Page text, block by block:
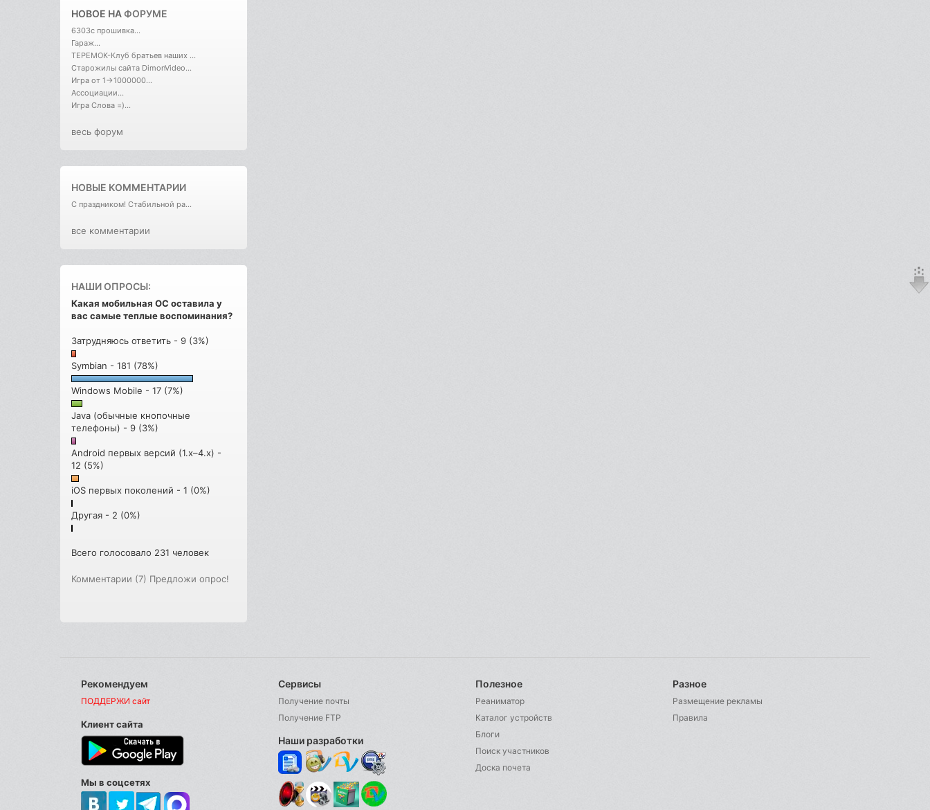
НОВОЕ НАФОРУМЕ
6303с прошивка...
Гараж...
ТЕРЕМОК-Клуб братьев наших ...
Старожилы сайта DimonVideo...
Игра от 1->1000000...
Ассоциации...
Игра Слова =)...
весь форум
НОВЫЕ КОММЕНТАРИИ
С праздником! Стабильной ра...
все комментарии
НАШИ ОПРОСЫ:
Какая мобильная ОС оставила у
вас самые теплые воспоминания?
Затрудняюсь ответить - 9 (3%)
Symbian - 181 (78%)
Windows Mobile - 17 (7%)
Java (обычные кнопочные
телефоны) - 9 (3%)
Android первых версий (1.x–4.x) -
12 (5%)
iOS первых поколений - 1 (0%)
Другая - 2 (0%)
Всего голосовало 231 человек
Комментарии (7) Предложи опрос!
Рекомендуем
ПОДДЕРЖИ сайт
Клиент сайта
Мы в соцсетях
Сервисы
Получение почты
Получение FTP
Наши разработки
Полезное
Реаниматор
Каталог устройств
Блоги
Поиск участников
Доска почета
Разное
Размещение рекламы
Правила